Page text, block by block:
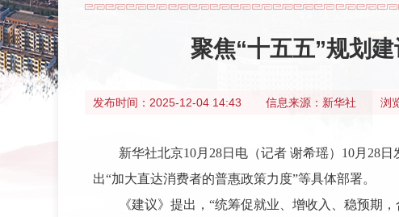
聚焦“十五五”规划
发布时间： 2025-12-04 14:43 信息来源： 新华社 浏
新华社北京10月28日电（记者 谢希瑶）10月28
出“加大直达消费者的普惠政策力度”等具体部署。
《建议》提出，“统筹促就业、增收入、稳预期